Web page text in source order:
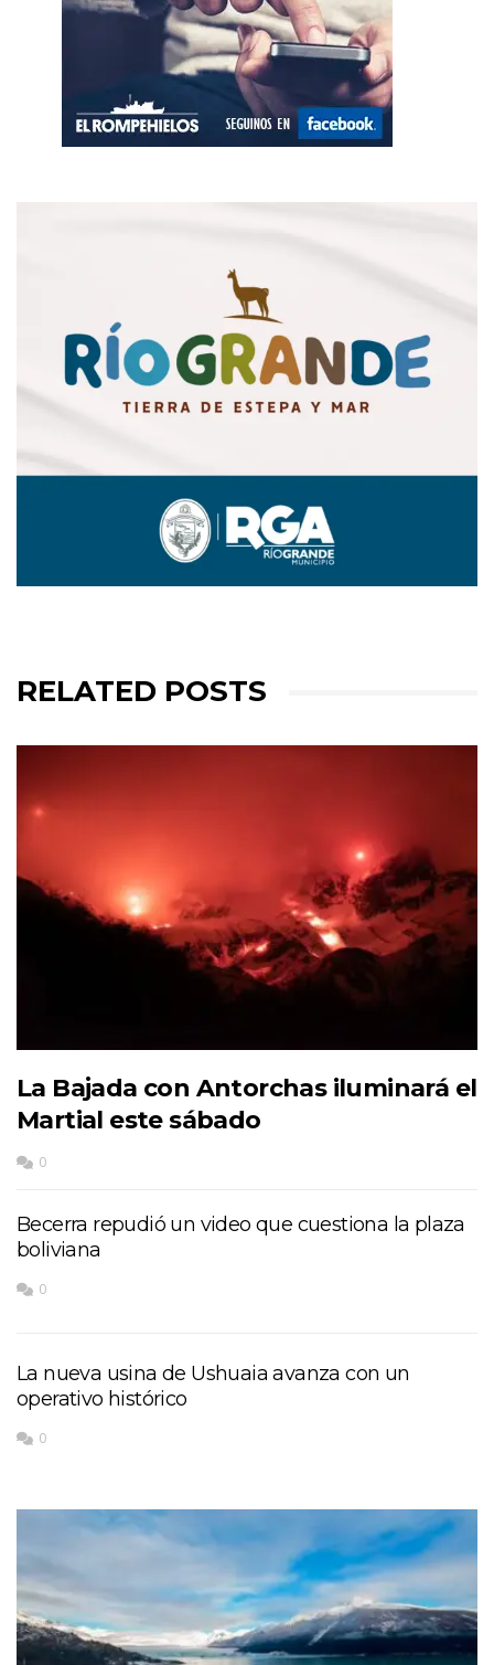
RELATED POSTS
La Bajada con Antorchas iluminará el
Martial este sábado
0
Becerra repudió un video que cuestiona la plaza
boliviana
0
La nueva usina de Ushuaia avanza con un
operativo histórico
0